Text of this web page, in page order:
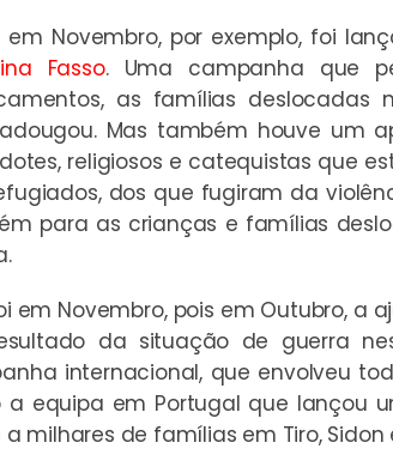
em Novembro, por exemplo, foi
Fasso. Uma campanha que
as famílias deslocadas
Mas também houve um
religiosos e catequistas que
dos que fugiram da
para as crianças e famílias
em Novembro, pois em Outubro, a
da situação de guerra
internacional, que envolveu
a equipa em Portugal que lançou
milhares de famílias em Tiro,